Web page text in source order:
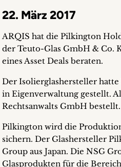
22. März 2017
ARQIS hat die Pilkington
der Teuto-Glas GmbH & Co.
eines Asset Deals beraten.
Der Isolierglashersteller
in Eigenverwaltung gestellt.
Rechtsanwalts GmbH
Pilkington wird die
sichern. Der Glashersteller
Group aus Japan. Die NSG
Glasprodukten für die